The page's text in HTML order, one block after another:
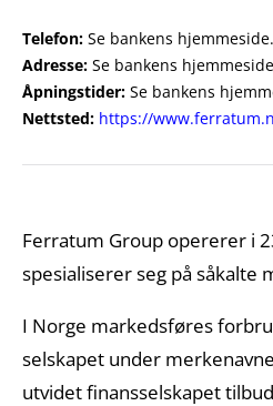
Telefon: Se bankens hjemmeside.
Adresse: Se bankens
Åpningstider:Se bankens
Nettsted: https://
Ferratum Group opererer i
spesialiserer seg på såkalte
I Norge markedsføres
selskapet under
utvidet finansselskapet